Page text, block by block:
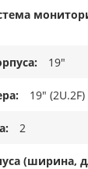
19"
19" (2U.2F)
2
(ширина,